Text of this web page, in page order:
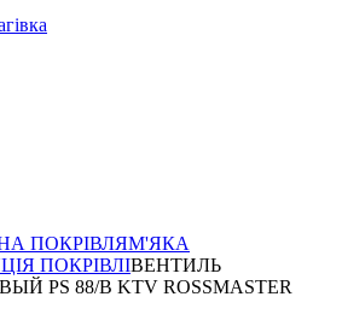
ПОКРІВЛЯМ'ЯКА
ПОКРІВЛІВЕНТИЛЬ
PS 88/B KTV ROSSMASTER